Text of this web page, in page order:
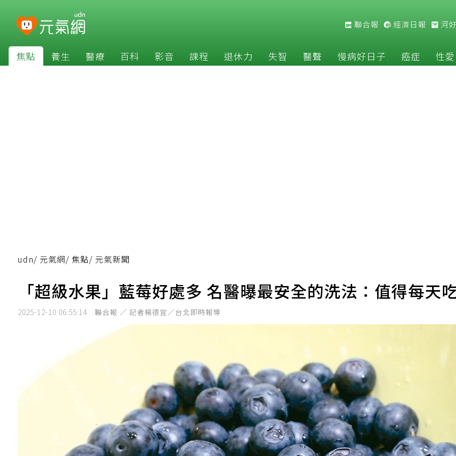
聯合報 經濟日報 河
焦點 養生 醫療 百科 影音 課程 退休力 失智 醫聲 慢病好日子 癌症 性愛
udn/ 元氣網/ 焦點/ 元氣新聞
「超級水果」藍莓好處多 名醫曝最安全的洗法：值得每天
2025-12-10 06:55:14 聯合報 ／ 記者楊德宜／台北即時報導